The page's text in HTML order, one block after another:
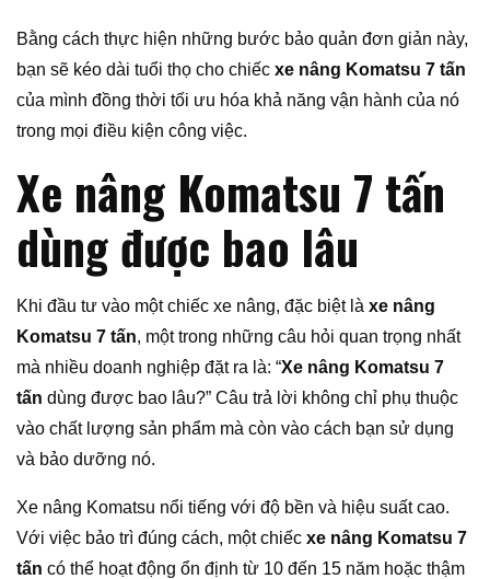
Bằng cách thực hiện những bước bảo quản đơn giản này,
bạn sẽ kéo dài tuổi thọ cho chiếc xe nâng Komatsu 7 tấn
của mình đồng thời tối ưu hóa khả năng vận hành của nó
trong mọi điều kiện công việc.
Xe nâng Komatsu 7 tấn
dùng được bao lâu
Khi đầu tư vào một chiếc xe nâng, đặc biệt là xe nâng
Komatsu 7 tấn, một trong những câu hỏi quan trọng nhất
mà nhiều doanh nghiệp đặt ra là: “Xe nâng Komatsu 7
tấn dùng được bao lâu?” Câu trả lời không chỉ phụ thuộc
vào chất lượng sản phẩm mà còn vào cách bạn sử dụng
và bảo dưỡng nó.
Xe nâng Komatsu nổi tiếng với độ bền và hiệu suất cao.
Với việc bảo trì đúng cách, một chiếc xe nâng Komatsu 7
tấn có thể hoạt động ổn định từ 10 đến 15 năm hoặc thậm